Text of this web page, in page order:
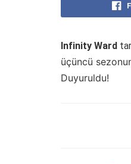
Infinity Ward
üçüncü
Duyuruldu!